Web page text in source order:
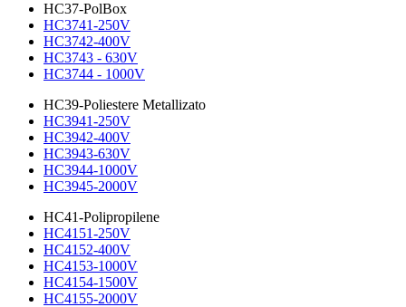
HC37-PolBox
HC3741-250V
HC3742-400V
HC3743 - 630V
HC3744 - 1000V
HC39-Poliestere Metallizato
HC3941-250V
HC3942-400V
HC3943-630V
HC3944-1000V
HC3945-2000V
HC41-Polipropilene
HC4151-250V
HC4152-400V
HC4153-1000V
HC4154-1500V
HC4155-2000V